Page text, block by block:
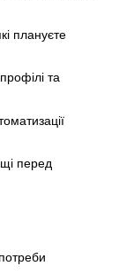
плануєте
та
перед